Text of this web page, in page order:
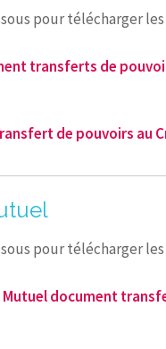
pour télécharger
transferts de
de pouvoirs au
pour télécharger
document